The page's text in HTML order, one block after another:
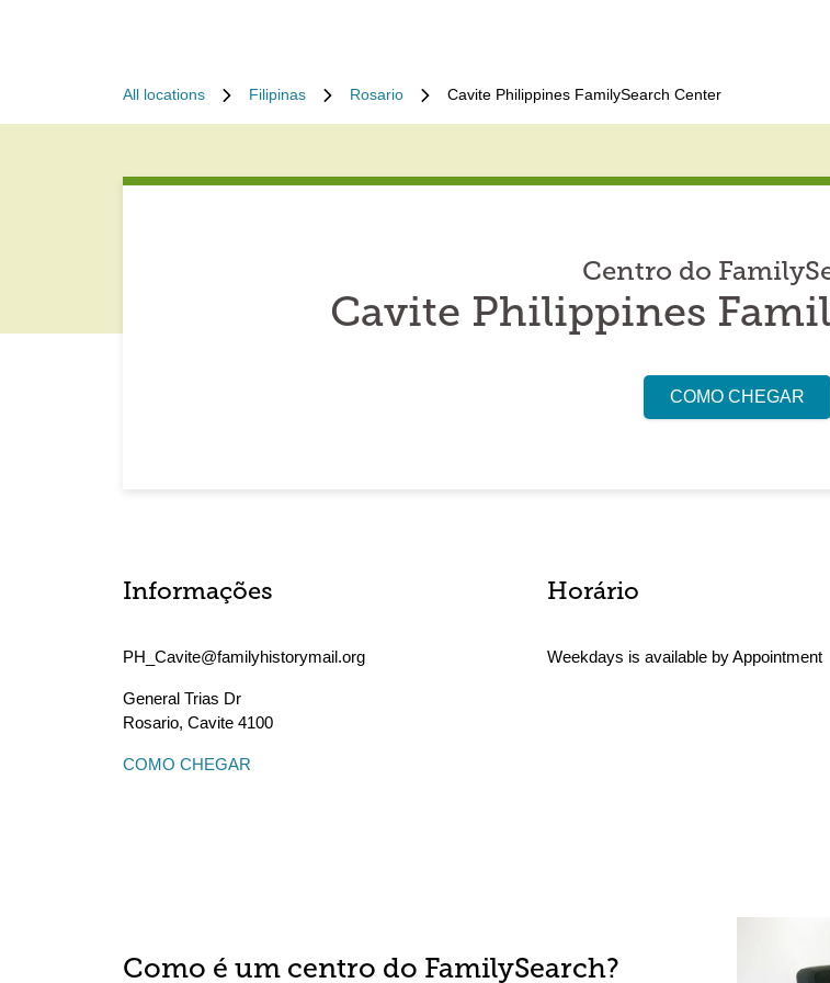
All locations Filipinas Rosario Cavite Philippines FamilySearch Center
Centro do
Cavite Philippines
COMO CHEGAR
Informações
PH_Cavite@familyhistorymail.org
General Trias Dr
Rosario, Cavite 4100
COMO CHEGAR
Horário
Weekdays is available by Appointment
Como é um centro do FamilySearch?